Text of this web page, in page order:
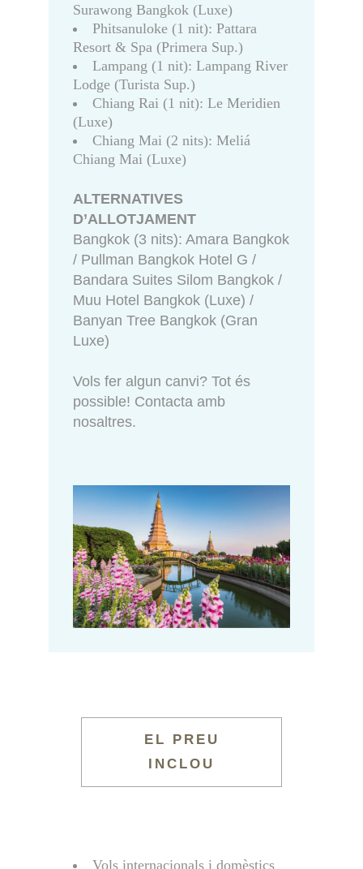
Surawong Bangkok (Luxe)
Phitsanuloke (1 nit): Pattara
Resort & Spa (Primera Sup.)
Lampang (1 nit): Lampang River
Lodge (Turista Sup.)
Chiang Rai (1 nit): Le Meridien
(Luxe)
Chiang Mai (2 nits): Meliá
Chiang Mai (Luxe)
ALTERNATIVES
D’ALLOTJAMENT
Bangkok (3 nits): Amara Bangkok
/ Pullman Bangkok Hotel G /
Bandara Suites Silom Bangkok /
Muu Hotel Bangkok (Luxe) /
Banyan Tree Bangkok (Gran
Luxe)
Vols fer algun canvi? Tot és
possible! Contacta amb
nosaltres.
EL PREU
INCLOU
Vols internacionals i domèstics